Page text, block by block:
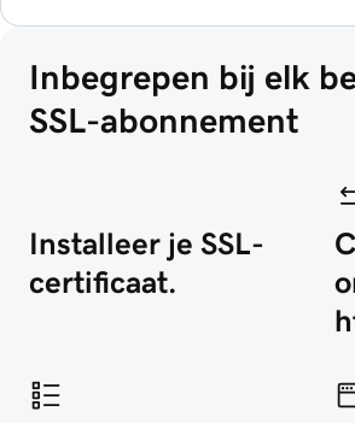
Inbegrepen bij elk
SSL-abonnement
Installeer je SSL-
certificaat.